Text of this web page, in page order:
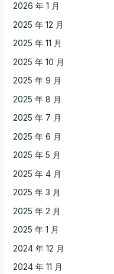
2026 年 1 月
2025 年 12 月
2025 年 11 月
2025 年 10 月
2025 年 9 月
2025 年 8 月
2025 年 7 月
2025 年 6 月
2025 年 5 月
2025 年 4 月
2025 年 3 月
2025 年 2 月
2025 年 1 月
2024 年 12 月
2024 年 11 月